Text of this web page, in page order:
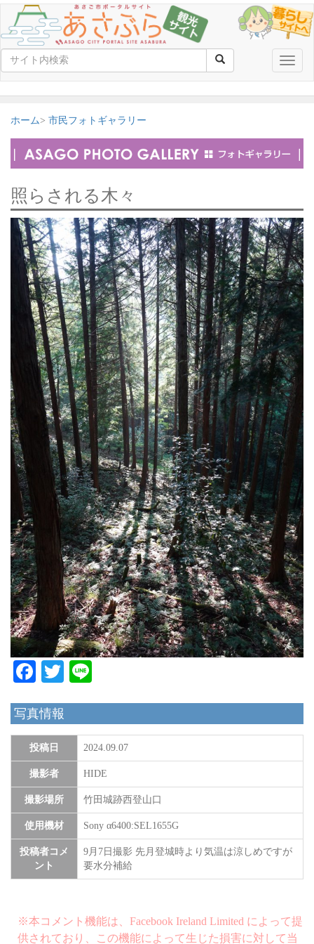
Toggle
ホーム 市民フォトギャラリー
照らされる木々
Facebook
Twitter
写真情報
投稿日 2024.09.07
撮影者 HIDE
撮影場所 竹田城跡西登山口
使用機材 Sony α6400:SEL1655G
投稿者コメ
ント
9月7日撮影 先月登城時より気温は涼しめですが
要水分補給
※本コメント機能は、Facebook Ireland Limited によって提
供されており、この機能によって生じた損害に対して当